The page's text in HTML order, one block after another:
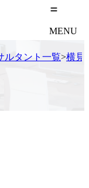
MENU
ルタント一覧>横見